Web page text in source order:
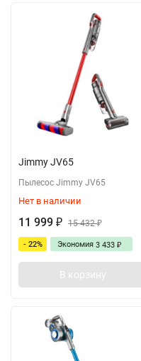
Jimmy JV65
Пылесос Jimmy JV65
Нет в наличии
11 999 ₽ 15 432₽
- 22% Экономия 3 433 ₽
В корзину